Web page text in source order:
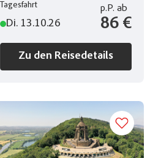
Tagesfahrt
Di. 13.10.26
p.P. ab
86 €
Zu den Reisedetails